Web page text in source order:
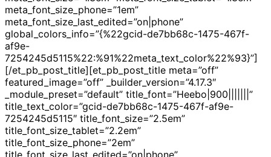
meta_font_size_phone=”1em”
meta_font_size_last_edited=”on|phone”
global_colors_info=”{%22gcid-de7bb68c-1475-467f-
af9e-
7254245d5115%22:%91%22meta_text_color%22%93}”]
[/et_pb_post_title][et_pb_post_title meta=”off”
featured_image=”off” _builder_version=”4.17.3″
_module_preset=”default” title_font=”Heebo|900|||||||”
title_text_color=”gcid-de7bb68c-1475-467f-af9e-
7254245d5115″ title_font_size=”2.5em”
title_font_size_tablet=”2.2em”
title_font_size_phone=”2em”